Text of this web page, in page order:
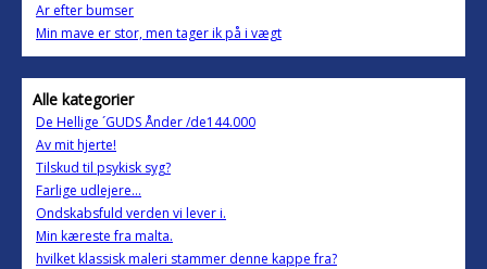
Ar efter bumser
Min mave er stor, men tager ik på i vægt
Alle kategorier
De Hellige ´GUDS Ånder /de144.000
Av mit hjerte!
Tilskud til psykisk syg?
Farlige udlejere...
Ondskabsfuld verden vi lever i.
Min kæreste fra malta.
hvilket klassisk maleri stammer denne kappe fra?